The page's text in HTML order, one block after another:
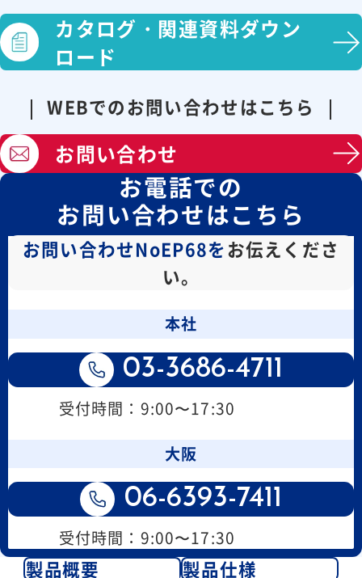
カタログ・ 関連資料ダウン
ロード
WEBでのお問い合わせはこちら
お問い合わせ
お電話での
お問い合わせはこちら
お問い合わせNoEP68をお伝えくださ
い。
本社
03-3686-4711
受付時間：9:00〜17:30
大阪
06-6393-7411
受付時間：9:00〜17:30
製品概要
製品仕様